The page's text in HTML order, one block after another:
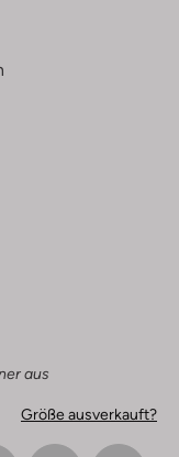
aus
Größe ausverkauft?